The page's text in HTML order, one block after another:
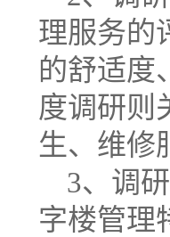
理服务的
的舒适度
度调研则
生、维修
3、 调
字楼管理